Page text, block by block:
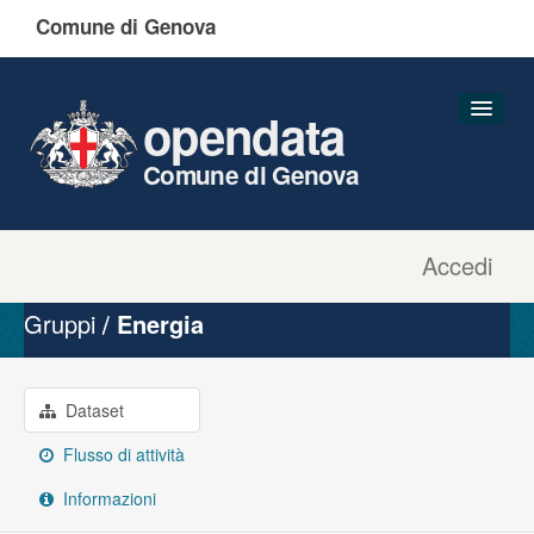
Comune di Genova
Accedi
opendata
Comune di Genova
Organizzazioni
Gruppi
Informazioni
Gruppi Energia
Dataset
Flusso di attività
Informazioni